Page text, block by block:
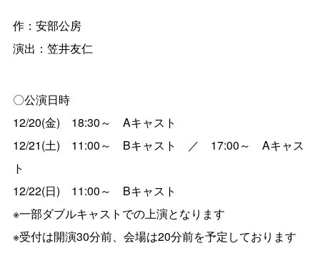
作：安部公房
演出：笠井友仁
〇公演日時
12/20(金) 18:30～ Aキャスト
12/21(土) 11:00～ Bキャスト ／ 17:00～ Aキャス
ト
12/22(日) 11:00～ Bキャスト
※一部ダブルキャストでの上演となります
※受付は開演30分前、会場は20分前を予定しております